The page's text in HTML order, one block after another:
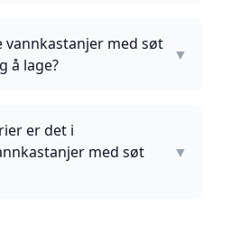
vannkastanjer med søt
å lage?
▼
er det i
med søt
▼